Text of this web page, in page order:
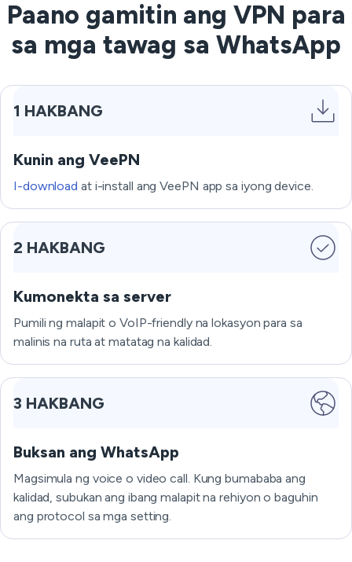
Paano gamitin ang VPN para
sa mga tawag sa WhatsApp
1 HAKBANG
Kunin ang VeePN
I-download at i-install ang VeePN app sa iyong device.
2 HAKBANG
Kumonekta sa server
Pumili ng malapit o VoIP-friendly na lokasyon para sa
malinis na ruta at matatag na kalidad.
3 HAKBANG
Buksan ang WhatsApp
Magsimula ng voice o video call. Kung bumababa ang
kalidad, subukan ang ibang malapit na rehiyon o baguhin
ang protocol sa mga setting.